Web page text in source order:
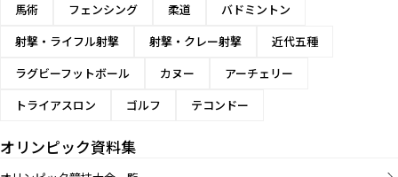
馬術
フェンシング 柔道
バドミントン
射撃・ライフル射撃
射撃・クレー射撃
近代五種
ラグビーフットボール
カヌー
アーチェリー
トライアスロン
ゴルフ テコンドー
オリンピック資料集